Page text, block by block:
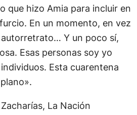
que hizo Amia para incluir en
En un momento, en vez
Y un poco sí,
Esas personas soy yo
Esta cuarentena
La Nación